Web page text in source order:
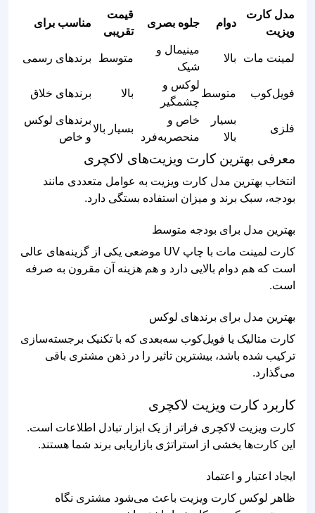
مدل کارت
ویزیت
دوام جلوه بصری
قیمت
تقریبی
مناسب برای
لمینت مات بالا
مینیمال و
شیک
متوسط برندهای رسمی
فویل‌کوب متوسط
لوکس و
چشمگیر
بالا برندهای خلاق
فلزی
بسیار
بالا
خاص و
منحصربه‌فرد
بسیار بالا
برندهای لوکس
و خاص
معرفی بهترین کارت ویزیت‌های لاکچری
انتخاب بهترین مدل کارت ویزیت به عوامل متعددی مانند
بودجه، سبک برند و میزان استفاده بستگی دارد.
بهترین مدل برای بودجه متوسط
کارت لمینت مات با چاپ UV موضعی یکی از گزینه‌های عالی
است که هم دوام بالایی دارد و هم هزینه آن مقرون به صرفه
است.
بهترین مدل برای برندهای لوکس
کارت متالیک یا فویل‌کوب سه‌بعدی که با تکنیک برجسته‌سازی
ترکیب شده باشد، بیشترین تاثیر را در ذهن مشتری باقی
می‌گذارد.
کاربرد کارت ویزیت لاکچری
کارت ویزیت لاکچری فراتر از یک ابزار تبادل اطلاعات است.
این کارت‌ها بخشی از استراتژی بازاریابی برند شما هستند.
ایجاد اعتبار و اعتماد
ظاهر لوکس کارت ویزیت باعث می‌شود مشتری نگاه